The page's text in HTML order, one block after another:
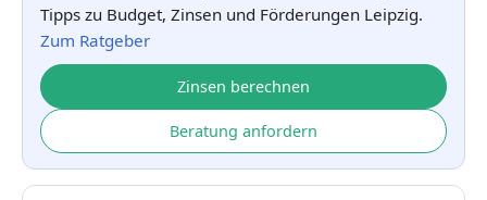
Tipps zu Budget, Zinsen und Förderungen Leipzig.
Zum Ratgeber
Zinsen berechnen
Beratung anfordern